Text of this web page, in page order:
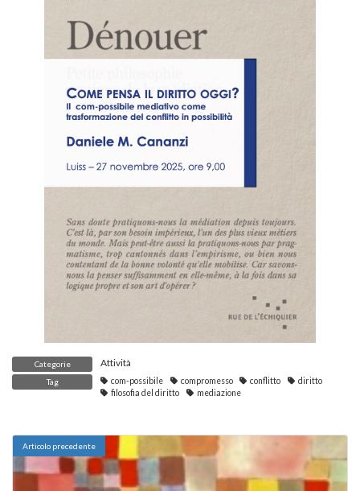
Categorie Attività
Tag com-possibile compromesso conflitto
diritto
filosofia del diritto
mediazione
Articolo precedente